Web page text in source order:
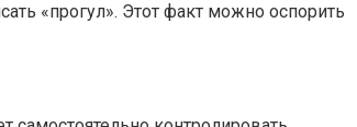
«прогул». Этот факт можно оспорить